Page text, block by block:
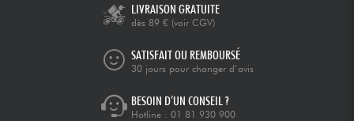
LIVRAISON GRATUITE
dès 89 € (voir CGV)
SATISFAIT OU REMBOURSÉ
30 jours pour changer d’avis
BESOIN D’UN CONSEIL ?
Hotline : 01 81 930 900